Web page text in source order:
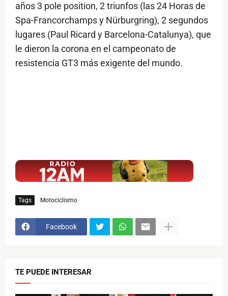
años 3 pole position, 2 triunfos (las 24 Horas de
Spa-Francorchamps y Nürburgring), 2 segundos
lugares (Paul Ricard y Barcelona-Catalunya), que
le dieron la corona en el campeonato de
resistencia GT3 más exigente del mundo.
Tags Motociclismo
Facebook
TE PUEDE INTERESAR